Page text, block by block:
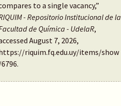
to a single vacancy,”
- Repositorio Institucional de la
de Química - UdelaR,
August 7, 2026,
riquim.fq.edu.uy/items/show
.